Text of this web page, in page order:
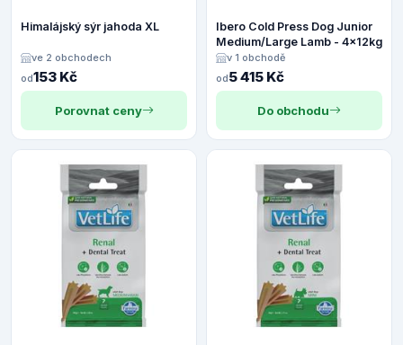
Himalájský sýr jahoda XL
ve 2 obchodech
od153 Kč
Porovnat ceny
Ibero Cold Press Dog Junior
Medium/Large Lamb - 4x12kg
v 1 obchodě
od5 415 Kč
Do obchodu